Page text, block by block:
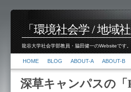
「環境社会学 / 地域
龍谷大学社会学部教員・脇田健一のWebsiteです
HOME BLOG ABOUT-A ABOUT-B
深草キャンパスの